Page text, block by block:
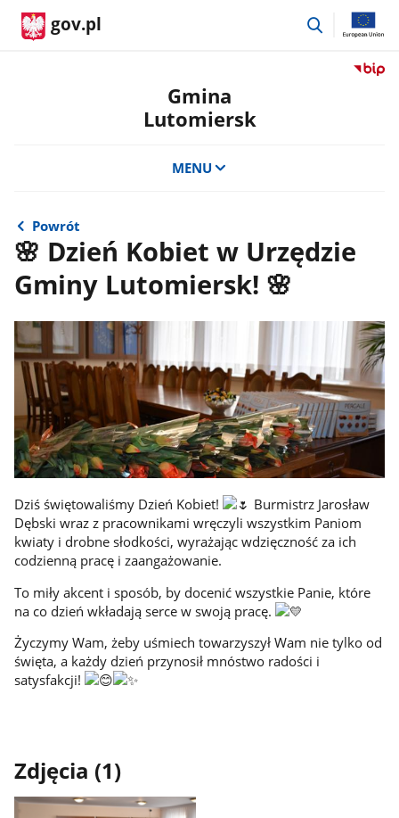
gov.pl
przejdź
Przejdź
Gmina
Lutomiersk
MENU
Powrót
🌸 Dzień Kobiet w Urzędzie
Gminy Lutomiersk! 🌸
Dziś świętowaliśmy Dzień Kobiet!
Burmistrz Jarosław
Dębski wraz z pracownikami wręczyli wszystkim Paniom
kwiaty i drobne słodkości, wyrażając wdzięczność za ich
codzienną pracę i zaangażowanie.
To miły akcent i sposób, by docenić wszystkie Panie, które
na co dzień wkładają serce w swoją pracę.
Życzymy Wam, żeby uśmiech towarzyszył Wam nie tylko od
święta, a każdy dzień przynosił mnóstwo radości i
satysfakcji!
Zdjęcia (1)